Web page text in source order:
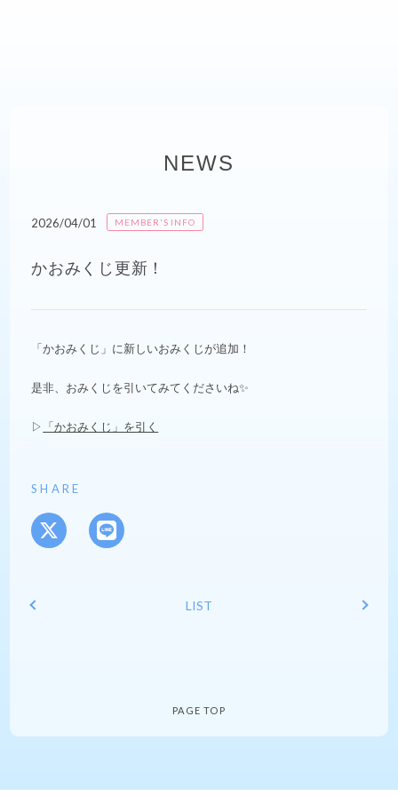
NEWS
2026/04/01 MEMBER'S INFO
かおみくじ更新！
「かおみくじ」に新しいおみくじが追加！
是非、おみくじを引いてみてくださいね✨
▷ 「かおみくじ」を引く
SHARE
LIST
PAGE TOP